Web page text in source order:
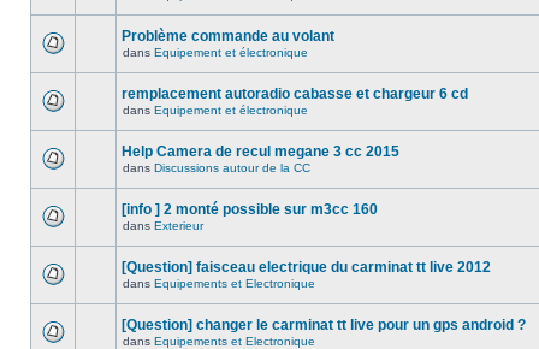
Problème commande au volant
dans Equipement et électronique
remplacement autoradio cabasse et chargeur 6 cd
dans Equipement et électronique
Help Camera de recul megane 3 cc 2015
dans Discussions autour de la CC
[info ] 2 monté possible sur m3cc 160
dans Exterieur
[Question] faisceau electrique du carminat tt live 2012
dans Equipements et Electronique
[Question] changer le carminat tt live pour un gps android ?
dans Equipements et Electronique